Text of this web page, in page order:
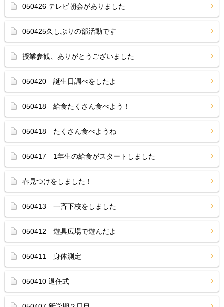
050426 テレビ朝会がありました
050425久しぶりの部活動です
授業参観、ありがとうございました
050420 誕生日調べをしたよ
050418 給食たくさん食べよう！
050418 たくさん食べようね
050417 1年生の給食がスタートしました
春見つけをしました！
050413 一斉下校をしました
050412 遊具広場で遊んだよ
050411 身体測定
050410 退任式